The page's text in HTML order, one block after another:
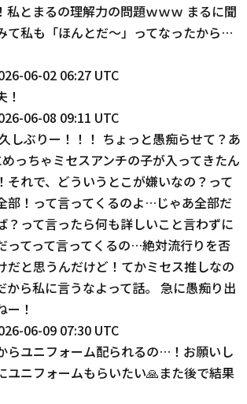
とまるの理解力の問題ｗｗｗ まるに聞
て私も「ほんとだ〜」ってなったから…
06-02 06:27 UTC
06-08 09:11 UTC
しぶりー！！！ ちょっと愚痴らせて？あ
っちゃミセスアンチの子が入ってきたん
それで、どういうとこが嫌いなの？って
部！って言ってくるのよ…じゃあ全部だ
？って言ったら何も詳しいこと言わずに
ってって言ってくるの…絶対流行りを否
だと思うんだけど！てかミセス推しなの
から私に言うなよって話。 急に愚痴り出
ー！
06-09 07:30 UTC
らユニフォーム配られるの…！お願いし
ユニフォームもらいたい🙏また後で結果